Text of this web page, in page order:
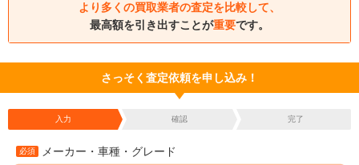
より多くの買取業者の査定を比較して、
最高額を引き出すことが重要です。
さっそく査定依頼を申し込み！
入力 確認 完了
必須 メーカー・車種・グレード